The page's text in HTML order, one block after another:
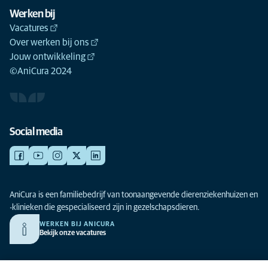
Werken bij
Vacatures
Over werken bij ons
Jouw ontwikkeling
©AniCura 2024
Social media
AniCura is een familiebedrijf van toonaangevende dierenziekenhuizen en
-klinieken die gespecialiseerd zijn in gezelschapsdieren.
WERKEN BIJ ANICURA
Bekijk onze vacatures